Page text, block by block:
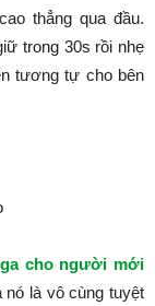
thẳng qua đầu.
trong 30s rồi nhẹ
tương tự cho bên
cho người mới
là vô cùng tuyệt